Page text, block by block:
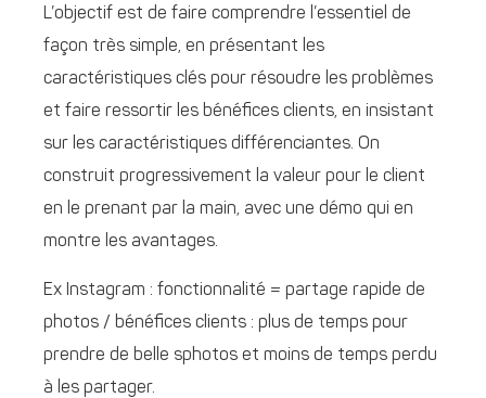
L’objectif est de faire comprendre l’essentiel de
façon très simple, en présentant les
caractéristiques clés pour résoudre les problèmes
et faire ressortir les bénéfices clients, en insistant
sur les caractéristiques différenciantes. On
construit progressivement la valeur pour le client
en le prenant par la main, avec une démo qui en
montre les avantages.
Ex Instagram : fonctionnalité = partage rapide de
photos / bénéfices clients : plus de temps pour
prendre de belle sphotos et moins de temps perdu
à les partager.